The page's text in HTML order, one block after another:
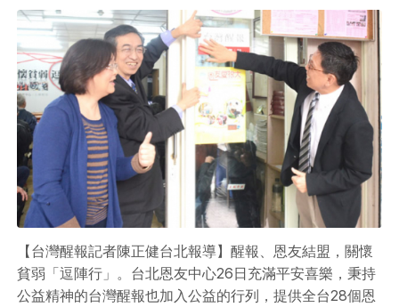
【台灣醒報記者陳正健台北報導】醒報、恩友結盟，關懷
貧弱「逗陣行」。台北恩友中心26日充滿平安喜樂，秉持
公益精神的台灣醒報也加入公益的行列，提供全台28個恩